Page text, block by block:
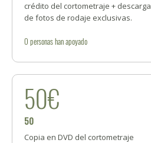
crédito del cortometraje + descarga
de fotos de rodaje exclusivas.
0 personashan apoyado
50€
50
Copia en DVD del cortometraje